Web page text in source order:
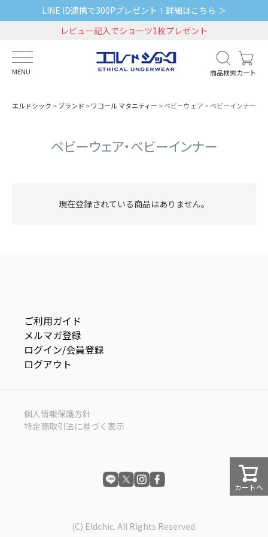
LINE ID連携で300Pプレゼント！詳細はこちら ＞
レビュー記入でショーツ1枚プレゼント
MENU 商品検索カート
エルドシック ブランド ワコール マタニティー ベビーウェア・ベビーインナー
ベビーウェア・ベビーインナー
現在登録されている商品はありません。
カートへ
ご利用ガイド
メルマガ登録
ログイン/会員登録
ログアウト
個人情報保護方針
特定商取引法に基づく表示
(C) Eldchic. All Rights Reserved.